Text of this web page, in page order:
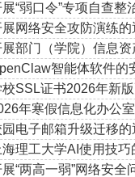
“弱口令”专项自查整
展网络安全攻防演练的
展部门（学院）信息
智能体软件的
校SSL证书2026年新
年寒假信息化办公
园电子邮箱升级迁移的
理工大学AI使用技巧
“两高一弱”网络安